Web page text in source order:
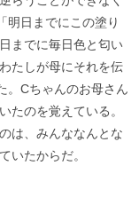
明日までにこの塗り
までに毎日色と匂い
たしが母にそれを伝
。Cちゃんのお母さん
たのを覚えている。
は、みんななんとな
いたからだ。